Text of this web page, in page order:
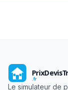
Le simulateur de